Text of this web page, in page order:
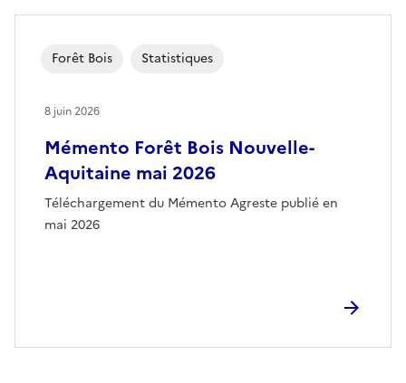
Mémento Forêt Bois Nouvelle-
Aquitaine mai 2026
Téléchargement du Mémento Agreste publié en
mai 2026
Forêt Bois Statistiques
8 juin 2026